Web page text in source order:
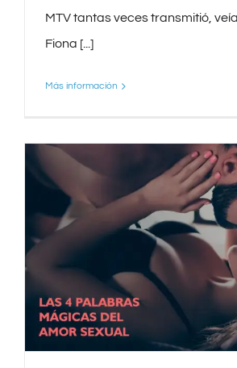
MTV tantas veces transmitió,
Fiona [...]
Más información